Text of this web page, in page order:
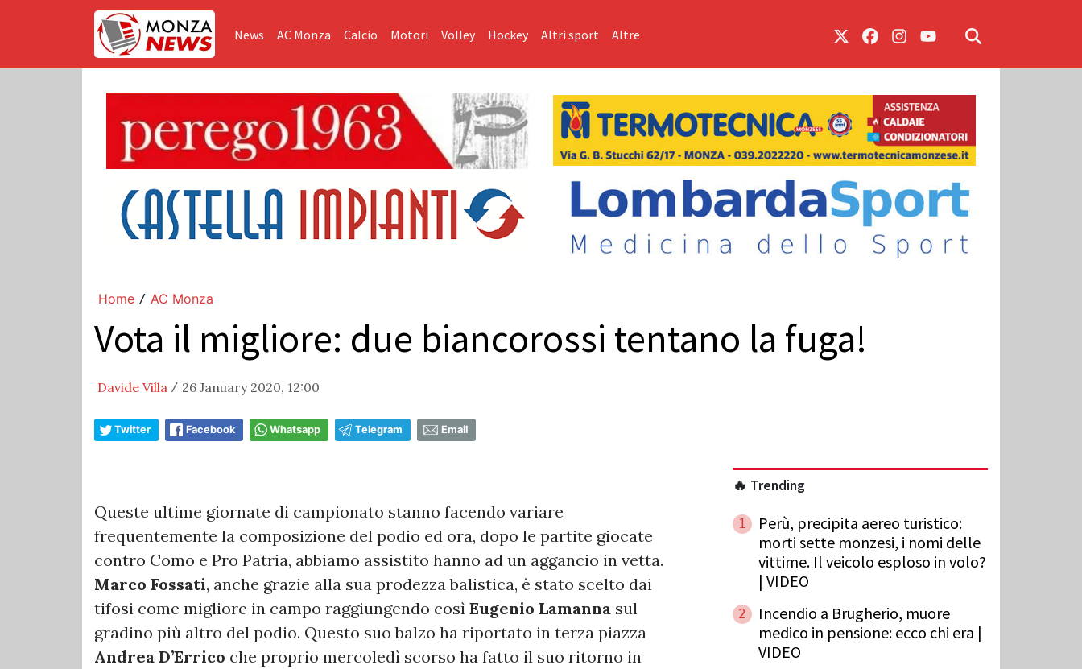
News AC Monza Calcio Motori Volley Hockey Altri sport Altre
Home / AC Monza
Vota il migliore: due biancorossi tentano la fuga!
Davide Villa / 26 January 2020, 12:00
Twitter Facebook Whatsapp Telegram Email
Queste ultime giornate di campionato stanno facendo variare
frequentemente la composizione del podio ed ora, dopo le partite giocate
contro Como e Pro Patria, abbiamo assistito hanno ad un aggancio in vetta.
Marco Fossati, anche grazie alla sua prodezza balistica, è stato scelto dai
tifosi come migliore in campo raggiungendo così Eugenio Lamanna sul
gradino più altro del podio. Questo suo balzo ha riportato in terza piazza
Andrea D’Errico che proprio mercoledì scorso ha fatto il suo ritorno in
🔥 Trending
1
Perù, precipita aereo turistico:
morti sette monzesi, i nomi delle
vittime. Il veicolo esploso in volo?
| VIDEO
2
Incendio a Brugherio, muore
medico in pensione: ecco chi era |
VIDEO